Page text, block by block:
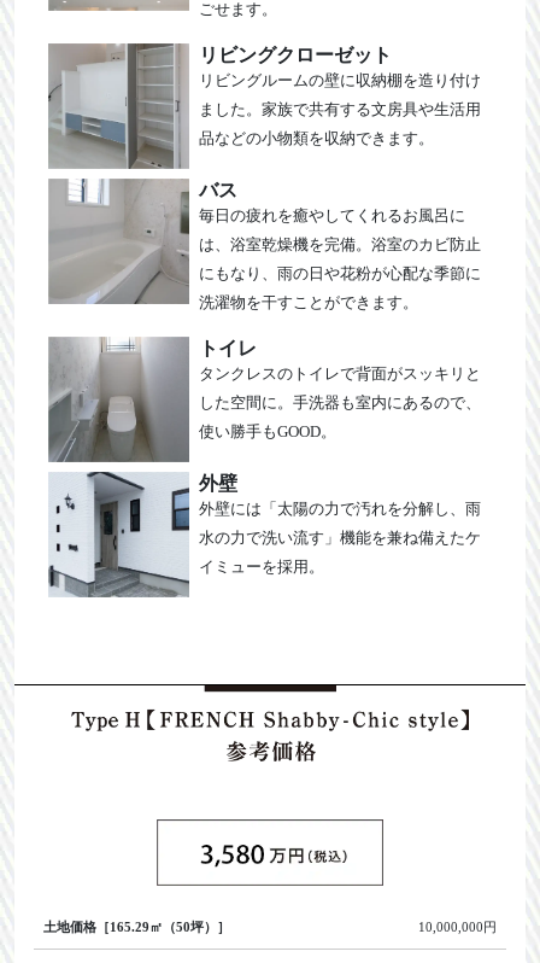
ごせます。
リビングクローゼット
リビングルームの壁に収納棚を造り付け
ました。家族で共有する文房具や生活用
品などの小物類を収納できます。
バス
毎日の疲れを癒やしてくれるお風呂に
は、浴室乾燥機を完備。浴室のカビ防止
にもなり、雨の日や花粉が心配な季節に
洗濯物を干すことができます。
トイレ
タンクレスのトイレで背面がスッキリと
した空間に。手洗器も室内にあるので、
使い勝手もGOOD。
外壁
外壁には「太陽の力で汚れを分解し、雨
水の力で洗い流す」機能を兼ね備えたケ
イミューを採用。
土地価格［165.29㎡（50坪）］ 10,000,000円